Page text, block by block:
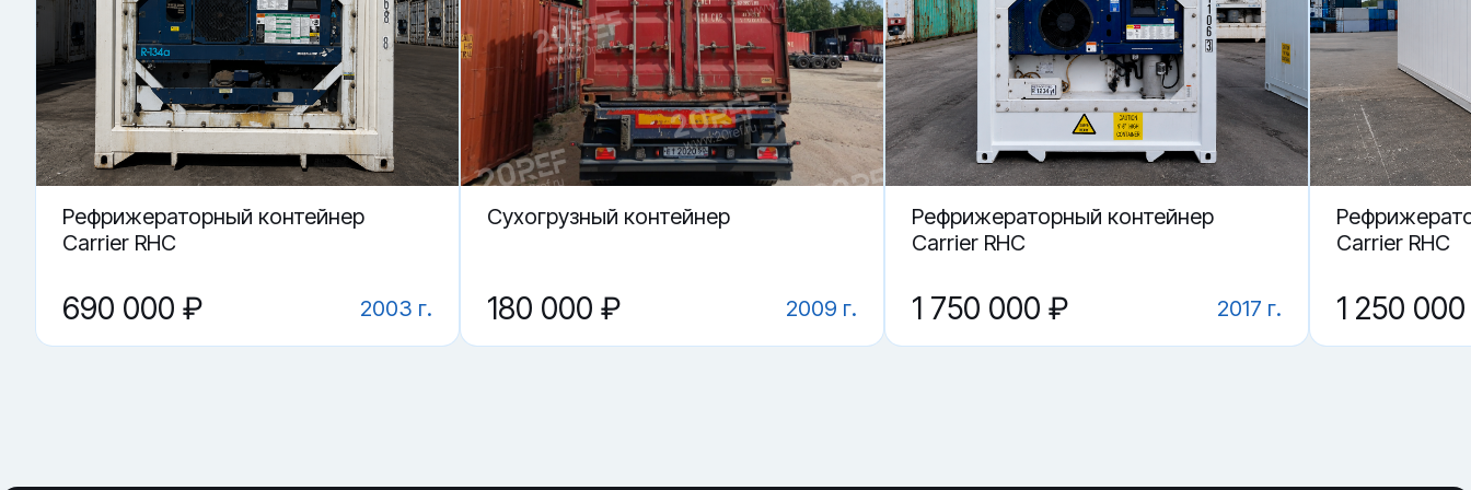
· контроль работы замков и закрывания дверей
Купить «Сухогрузный морской контейнер TDSU 804433-5» в Вологде.
▼ Можно ли использовать под переоборудование?
▼ Где купить Сухогрузный морской контейнер TDSU 804433-5 в Вологде?
▼ Что проверить перед покупкой?
▼ От чего зависит цена на Сухогрузный морской контейнер TDSU 804433-5?
▼ Подойдёт ли контейнер как склад?
Рефрижераторный контейнер
Carrier RHC
690 000 ₽ 2003 г.
Cухогрузный контейнер
180 000 ₽ 2009 г.
Рефрижераторный контейнер
Carrier RHC
1 750 000 ₽ 2017 г.
Carrier RHC
1 250